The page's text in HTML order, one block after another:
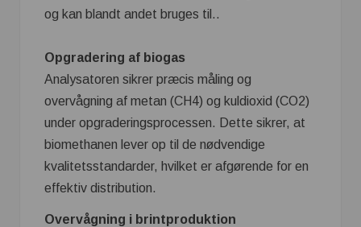
og kan blandt andet bruges til..
Opgradering af biogas
Analysatoren sikrer præcis måling og
overvågning af metan (CH4) og kuldioxid (CO2)
under opgraderingsprocessen. Dette sikrer, at
biomethanen lever op til de nødvendige
kvalitetsstandarder, hvilket er afgørende for en
effektiv distribution​.
Overvågning i brintproduktion